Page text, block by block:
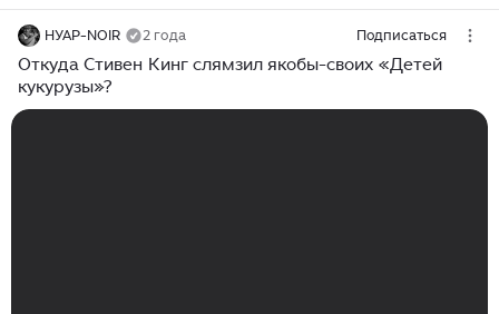
НУАР-NOIR 2 года Подписаться
Откуда Стивен Кинг слямзил якобы-своих «Детей
кукурузы»?